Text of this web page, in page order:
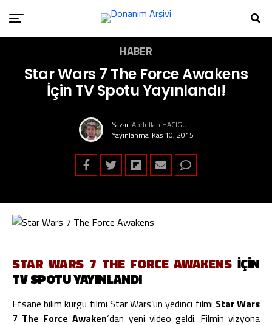
HABER
Star Wars 7 The Force Awakens
İçin TV Spotu Yayınlandı!
Yazar Abdullah HACIGÜL
Yayınlanma Kas 10, 2015
STAR WARS 7 THE FORCE AWAKENSİÇIN
TV SPOTU YAYINLANDI
Efsane bilim kurgu filmi Star Wars’un yedinci filmi Star Wars
7 The Force Awaken‘dan yeni video geldi. Filmin vizyona